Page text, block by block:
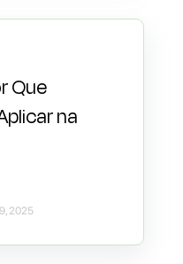
Que
na
2025